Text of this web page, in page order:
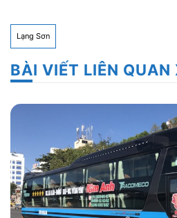
Lạng Sơn
BÀI VIẾT LIÊN QUAN